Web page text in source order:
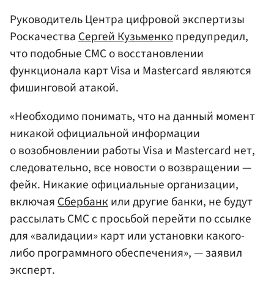
Руководитель Центра цифровой экспертизы
РоскачестваСергей Кузьменкопредупредил,
что подобные СМС о восстановлении
функционала карт Visa и Mastercard являются
фишинговой атакой.
«Необходимо понимать, что на данный момент
никакой официальной информации
о возобновлении работы Visa и Mastercard нет,
следовательно, все новости о возвращении —
фейк. Никакие официальные организации,
включаяСбербанкили другие банки, не будут
рассылать СМС с просьбой перейти по ссылке
для «валидации» карт или установки какого-
либо программного обеспечения», — заявил
эксперт.